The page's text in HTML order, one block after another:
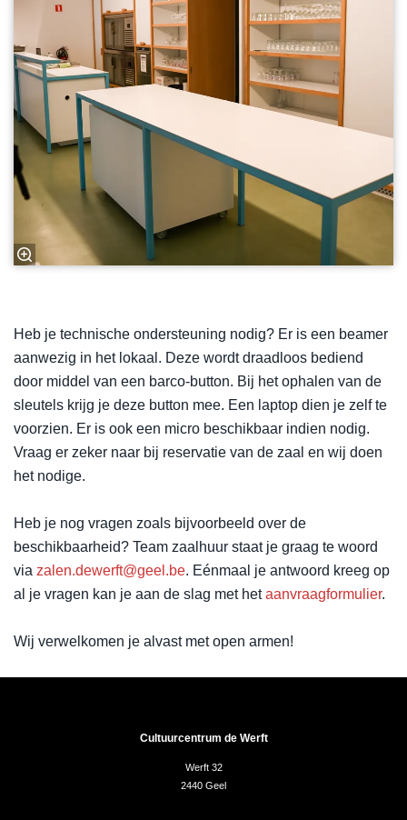
Heb je technische ondersteuning nodig? Er is een beamer
aanwezig in het lokaal. Deze wordt draadloos bediend
door middel van een barco-button. Bij het ophalen van de
sleutels krijg je deze button mee. Een laptop dien je zelf te
voorzien. Er is ook een micro beschikbaar indien nodig.
Vraag er zeker naar bij reservatie van de zaal en wij doen
het nodige.
Heb je nog vragen zoals bijvoorbeeld over de
beschikbaarheid? Team zaalhuur staat je graag te woord
via zalen.dewerft@geel.be. Eénmaal je antwoord kreeg op
al je vragen kan je aan de slag met hetaanvraagformulier.
Wij verwelkomen je alvast met open armen!
Cultuurcentrum de Werft
Werft 32
2440 Geel